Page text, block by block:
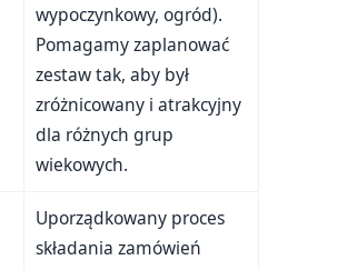
wypoczynkowy, ogród).
Pomagamy zaplanować
zestaw tak, aby był
zróżnicowany i atrakcyjny
dla różnych grup
wiekowych.
Uporządkowany proces
składania zamówień